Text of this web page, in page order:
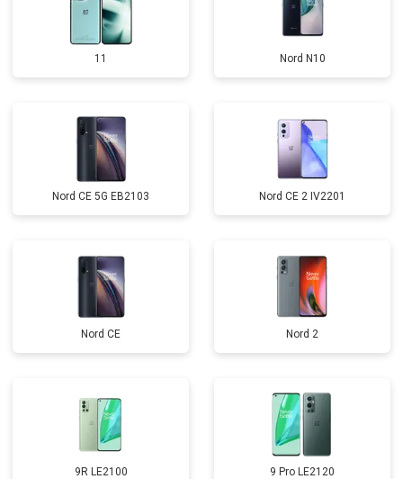
11 Nord N10
Nord CE 5G EB2103 Nord CE 2 IV2201
Nord CE Nord 2
9R LE2100 9 Pro LE2120